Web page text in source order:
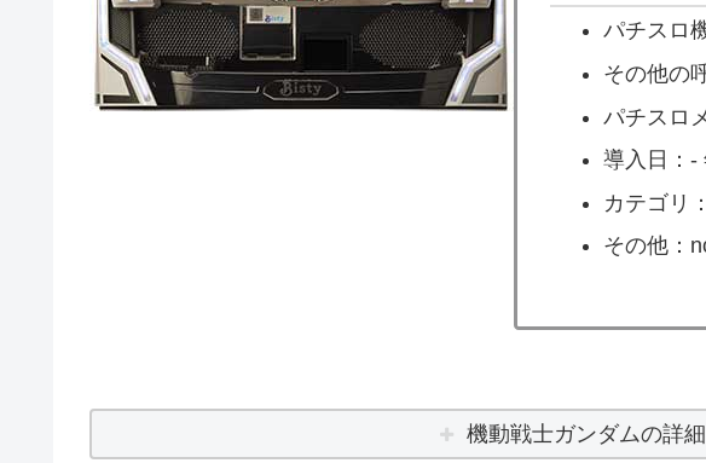
パチスロ
その他の
パチスロ
導入日：-
カテゴリ：
その他：
機動戦士ガンダムの詳細